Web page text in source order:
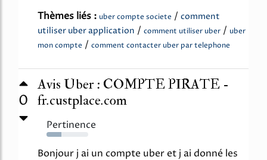
Thèmes liés : uber compte societe / comment
utiliser uber application / comment utiliser uber / uber
mon compte / comment contacter uber par telephone
0
Avis Uber : COMPTE PIRATE -
fr.custplace.com
Pertinence
35%
Bonjour j ai un compte uber et j ai donné les